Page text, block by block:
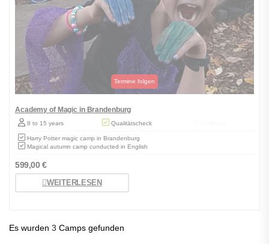
Academy of Magic in Brandenburg
8 to 15 years Qualitätscheck
Harry Potter magic camp in Brandenburg
Magical autumn camp cunducted in English
599,00€
WEITERLESEN
Es wurden 3 Camps gefunden